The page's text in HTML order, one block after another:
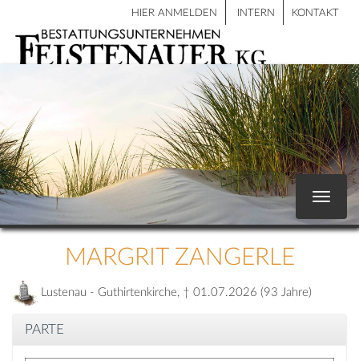
HIER ANMELDEN INTERN KONTAKT
Toggle
MARGRIT ZANGERLE
Lustenau - Guthirtenkirche, † 01.07.2026 (93 Jahre)
PARTE